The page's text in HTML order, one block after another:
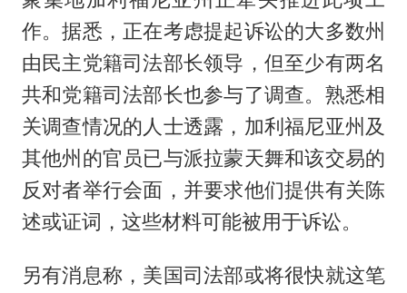
作。据悉，正在考虑提起诉讼的大多数州
由民主党籍司法部长领导，但至少有两名
共和党籍司法部长也参与了调查。熟悉相
关调查情况的人士透露，加利福尼亚州及
其他州的官员已与派拉蒙天舞和该交易的
反对者举行会面，并要求他们提供有关陈
述或证词，这些材料可能被用于诉讼。
另有消息称，美国司法部或将很快就这笔